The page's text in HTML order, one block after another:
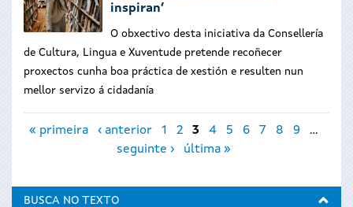
inspiran’
O obxectivo desta iniciativa da Consellería
de Cultura, Lingua e Xuventude pretende recoñecer
proxectos cunha boa práctica de xestión e resulten nun
mellor servizo á cidadanía
Páxinas
« primeira ‹ anterior 1 2 3 4 5 6 7 8 9
…
seguinte ›
última »
BUSCA NO TEXTO